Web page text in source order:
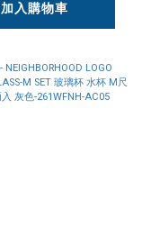
加入購物車